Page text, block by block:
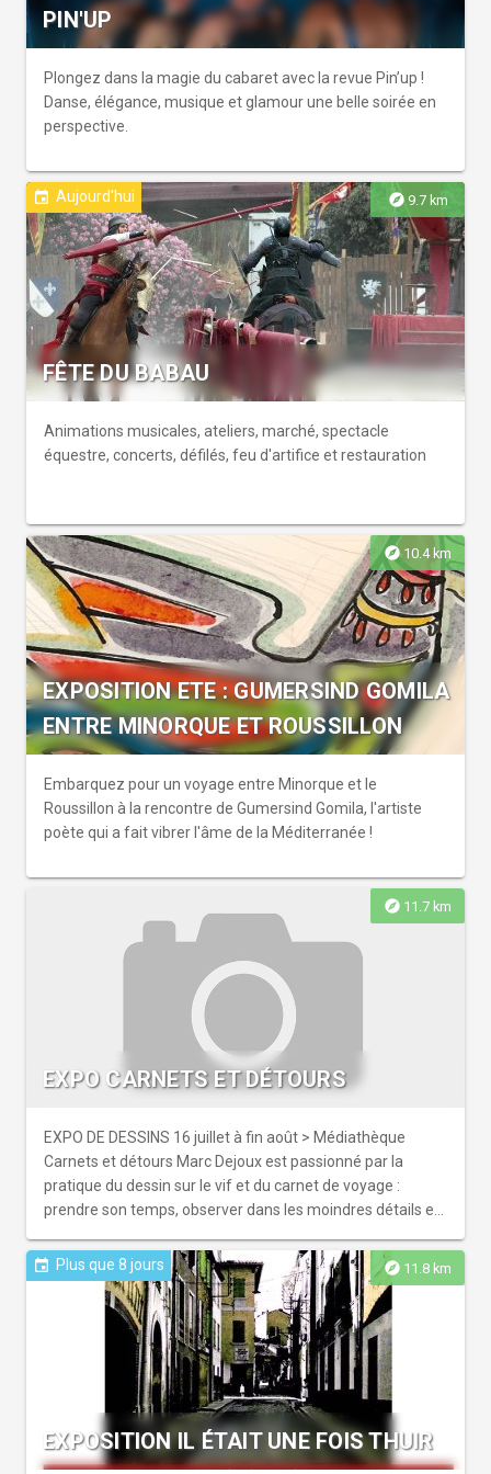
PIN'UP
Plongez dans la magie du cabaret avec la revue Pin’up !
Danse, élégance, musique et glamour une belle soirée en
perspective.
explore 9.7 km
event Aujourd'hui
FÊTE DU BABAU
Animations musicales, ateliers, marché, spectacle
équestre, concerts, défilés, feu d'artifice et restauration
explore 10.4 km
EXPOSITION ETE : GUMERSIND GOMILA
ENTRE MINORQUE ET ROUSSILLON
Embarquez pour un voyage entre Minorque et le
Roussillon à la rencontre de Gumersind Gomila, l'artiste
poète qui a fait vibrer l'âme de la Méditerranée !
explore 11.7 km
EXPO CARNETS ET DÉTOURS
EXPO DE DESSINS 16 juillet à fin août > Médiathèque
Carnets et détours Marc Dejoux est passionné par la
pratique du dessin sur le vif et du carnet de voyage :
prendre son temps, observer dans les moindres détails et
explore 11.8 km
event Plus que 8 jours
EXPOSITION IL ÉTAIT UNE FOIS THUIR